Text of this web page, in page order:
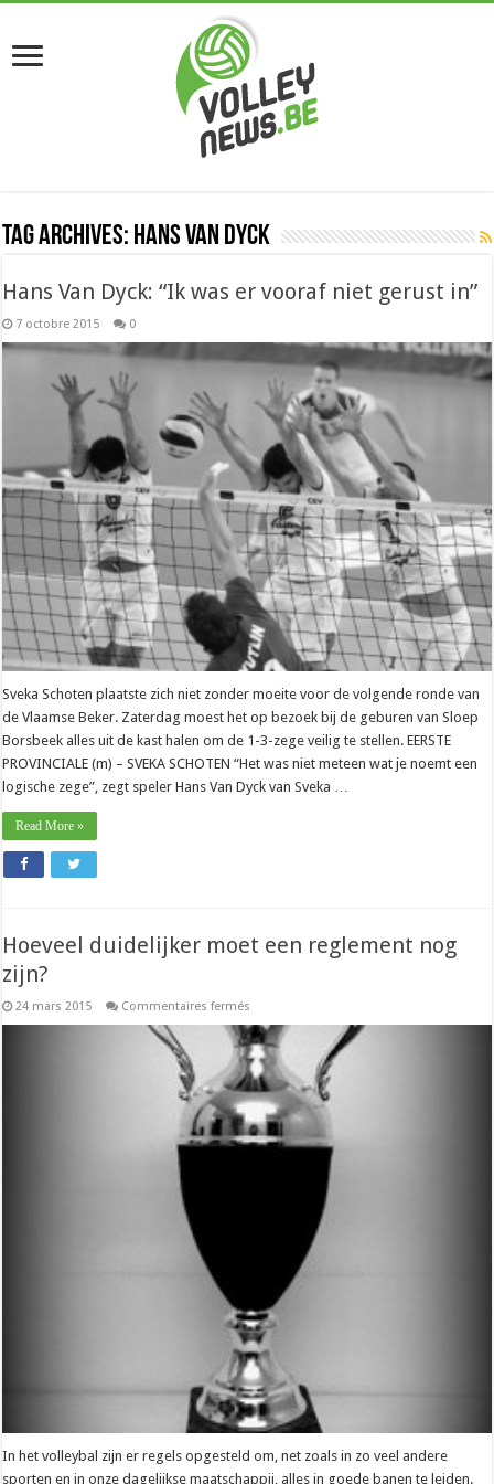
Tag Archives: Hans Van Dyck
Hans Van Dyck: “Ik was er vooraf niet gerust in”
7 octobre 2015 0
Sveka Schoten plaatste zich niet zonder moeite voor de volgende ronde van
de Vlaamse Beker. Zaterdag moest het op bezoek bij de geburen van Sloep
Borsbeek alles uit de kast halen om de 1-3-zege veilig te stellen. EERSTE
PROVINCIALE (m) – SVEKA SCHOTEN “Het was niet meteen wat je noemt een
logische zege”, zegt speler Hans Van Dyck van Sveka …
Read More »
Hoeveel duidelijker moet een reglement nog
zijn?
24 mars 2015 Commentaires fermés
duidelijker
moet
een
reglement
nog
zijn?
In het volleybal zijn er regels opgesteld om, net zoals in zo veel andere
sporten en in onze dagelijkse maatschappij, alles in goede banen te leiden.